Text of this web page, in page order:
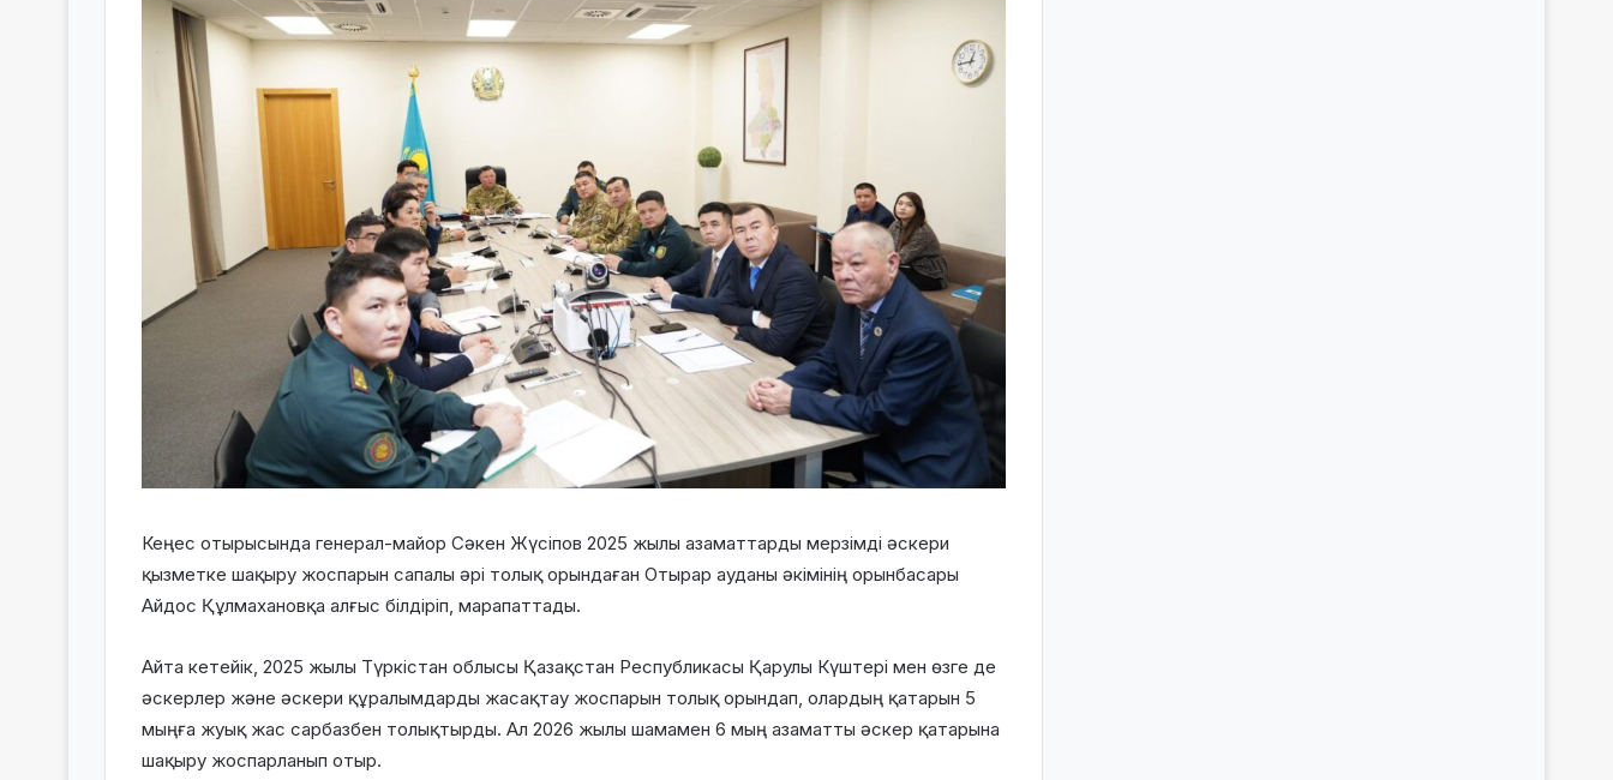
Кеңес отырысында генерал-майор Сәкен Жүсіпов 2025 жылы азаматтарды мерзімді әскери
қызметке шақыру жоспарын сапалы әрі толық орындаған Отырар ауданы әкімінің орынбасары
Айдос Құлмахановқа алғыс білдіріп, марапаттады.
Айта кетейік, 2025 жылы Түркістан облысы Қазақстан Республикасы Қарулы Күштері мен өзге де
әскерлер және әскери құралымдарды жасақтау жоспарын толық орындап, олардың қатарын 5
мыңға жуық жас сарбазбен толықтырды. Ал 2026 жылы шамамен 6 мың азаматты әскер қатарына
шақыру жоспарланып отыр.